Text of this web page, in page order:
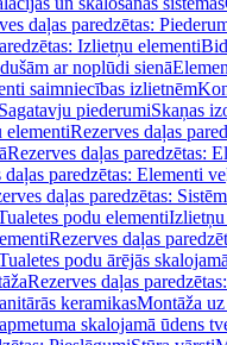
daļas paredzētas:
Izlietņu elementi
ar noplūdi sienā
saimniecības izlietnēm
Sagatavju piederumiSkaņas
elementiRezerves daļas
Rezerves daļas paredzētas:
daļas paredzētas: Elementi
daļas paredzētas:
podu elementiIzlietņu
Rezerves daļas
podu ārējās
Rezerves daļas
keramikasMontāža uz
skalojamā ūdens